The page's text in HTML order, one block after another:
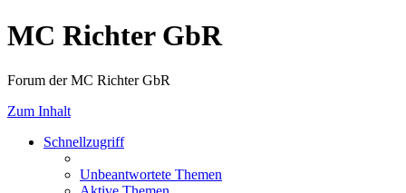
MC Richter GbR
Forum der MC Richter GbR
Zum Inhalt
Schnellzugriff
Unbeantwortete Themen